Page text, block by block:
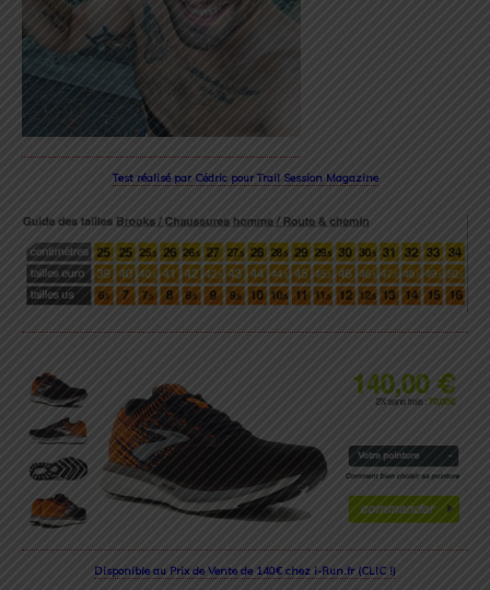
Test réalisé par Cédric pour Trail Session Magazine
Disponible au Prix de Vente de 140€ chez i-Run.fr (CLIC !)